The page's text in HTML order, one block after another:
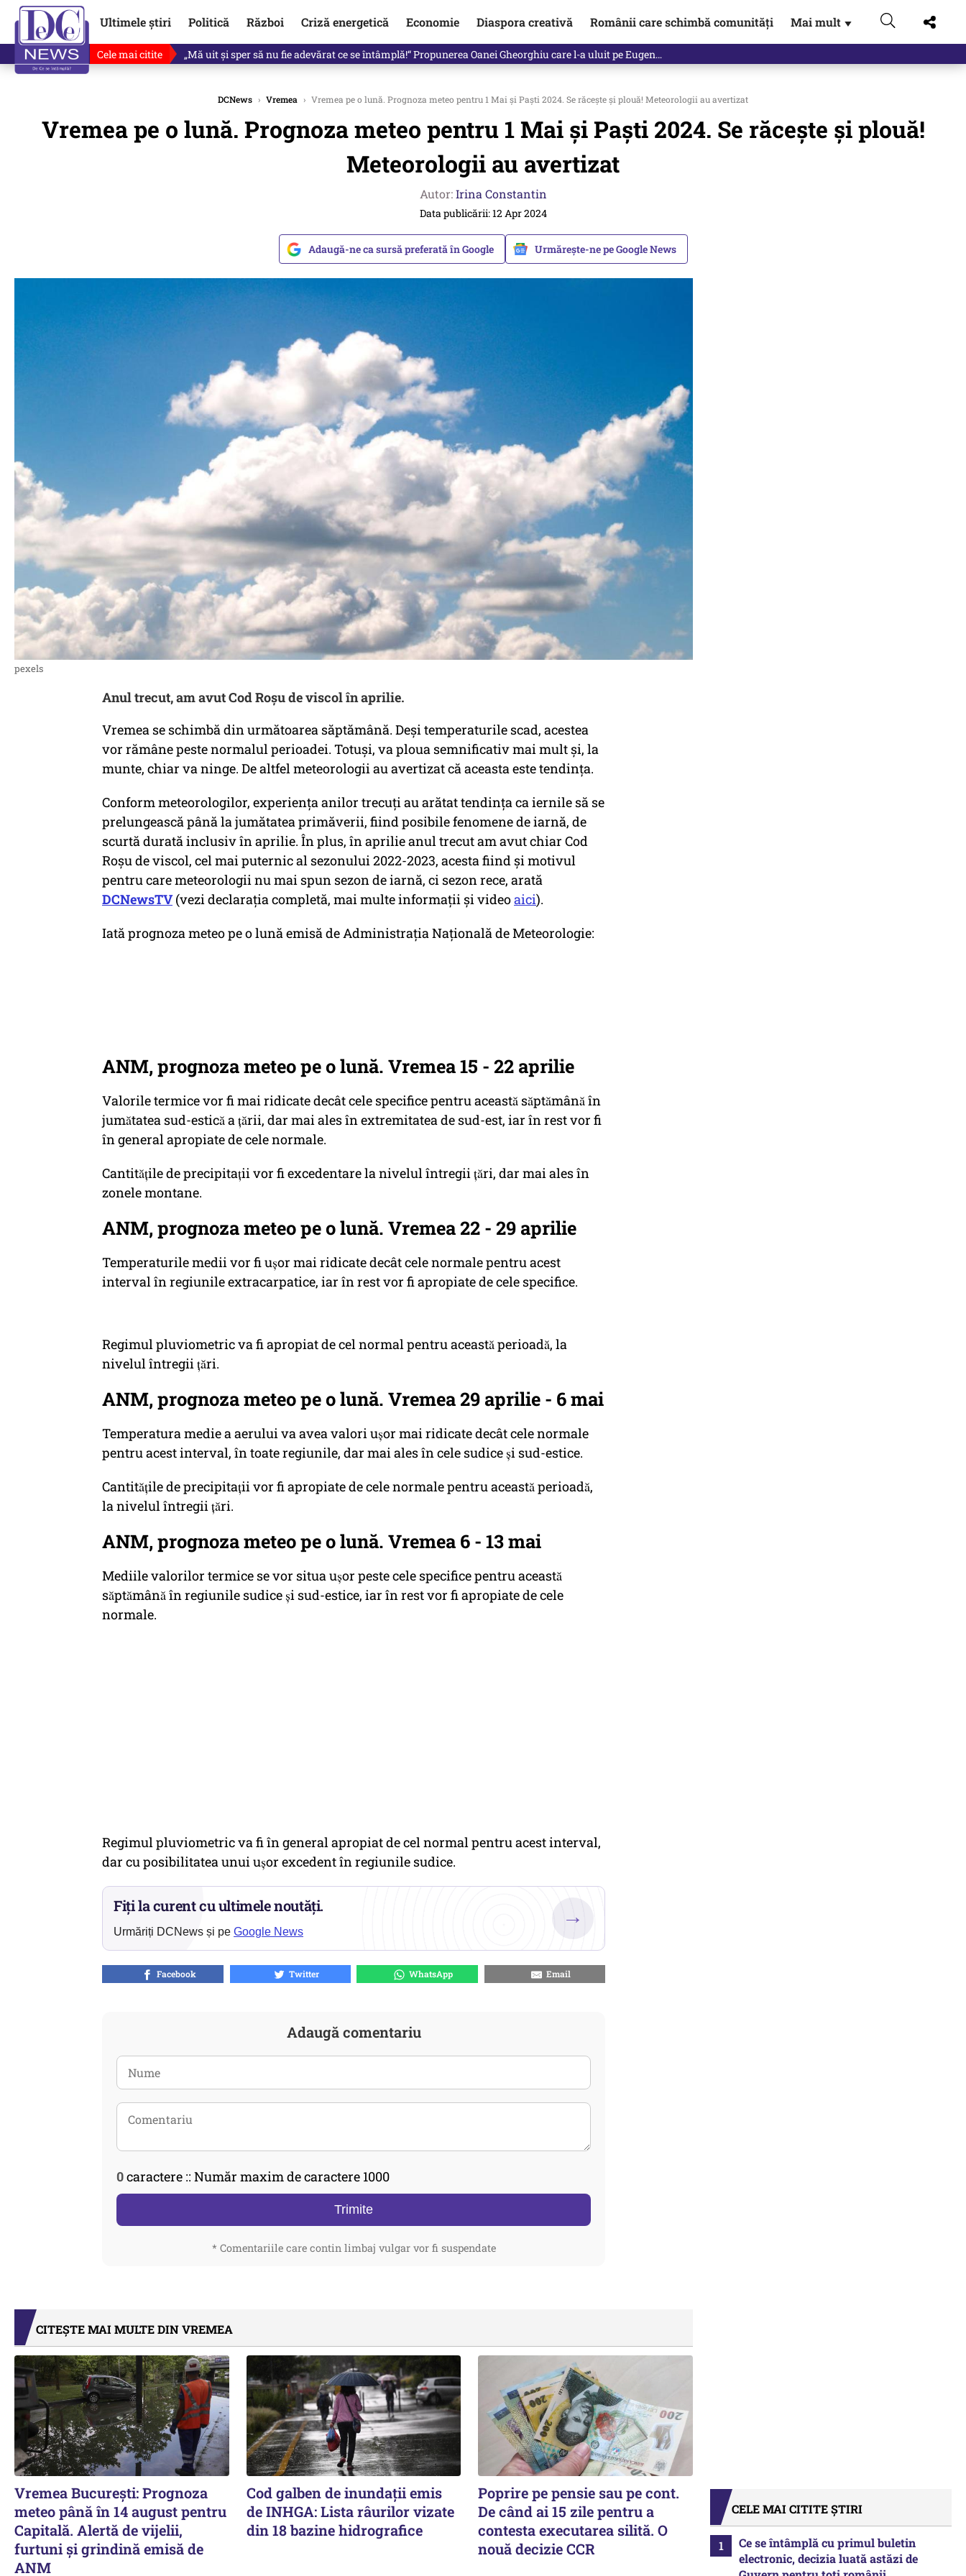
Ultimele știri Politică Război Criză energetică Economie Diaspora creativă Românii care schimbă comunități Mai mult ▼
Cele mai citite Ce se întâmplă cu primul buletin electronic, decizia luată astăzi de Guvern pentru toți românii
DCNews › Vremea › Vremea pe o lună. Prognoza meteo pentru 1 Mai și Paști 2024. Se răcește și plouă! Meteorologii au avertizat
Vremea pe o lună. Prognoza meteo pentru 1 Mai și Paști 2024. Se răcește și plouă!
Meteorologii au avertizat
Autor:Irina Constantin
Data publicării: 12 Apr 2024
Adaugă-ne ca sursă preferată în Google Urmărește-ne pe Google News
pexels
Anul trecut, am avut Cod Roșu de viscol în aprilie.
Vremea se schimbă din următoarea săptămână. Deși temperaturile scad, acestea
vor rămâne peste normalul perioadei. Totuși, va ploua semnificativ mai mult și, la
munte, chiar va ninge. De altfel meteorologii au avertizat că aceasta este tendința.
Conform meteorologilor, experiența anilor trecuți au arătat tendința ca iernile să se
prelungească până la jumătatea primăverii, fiind posibile fenomene de iarnă, de
scurtă durată inclusiv în aprilie. În plus, în aprilie anul trecut am avut chiar Cod
Roșu de viscol, cel mai puternic al sezonului 2022-2023, acesta fiind și motivul
pentru care meteorologii nu mai spun sezon de iarnă, ci sezon rece, arată
DCNewsTV(vezi declarația completă, mai multe informații și videoaici).
Iată prognoza meteo pe o lună emisă de Administrația Națională de Meteorologie:
ANM, prognoza meteo pe o lună. Vremea 15 - 22 aprilie
Valorile termice vor fi mai ridicate decât cele specifice pentru această săptămână în
jumătatea sud-estică a țării, dar mai ales în extremitatea de sud-est, iar în rest vor fi
în general apropiate de cele normale.
Cantitățile de precipitații vor fi excedentare la nivelul întregii țări, dar mai ales în
zonele montane.
ANM, prognoza meteo pe o lună. Vremea 22 - 29 aprilie
Temperaturile medii vor fi ușor mai ridicate decât cele normale pentru acest
interval în regiunile extracarpatice, iar în rest vor fi apropiate de cele specifice.
Regimul pluviometric va fi apropiat de cel normal pentru această perioadă, la
nivelul întregii țări.
ANM, prognoza meteo pe o lună. Vremea 29 aprilie - 6 mai
Temperatura medie a aerului va avea valori ușor mai ridicate decât cele normale
pentru acest interval, în toate regiunile, dar mai ales în cele sudice și sud-estice.
Cantitățile de precipitații vor fi apropiate de cele normale pentru această perioadă,
la nivelul întregii țări.
ANM, prognoza meteo pe o lună. Vremea 6 - 13 mai
Mediile valorilor termice se vor situa ușor peste cele specifice pentru această
săptămână în regiunile sudice și sud-estice, iar în rest vor fi apropiate de cele
normale.
Regimul pluviometric va fi în general apropiat de cel normal pentru acest interval,
dar cu posibilitatea unui ușor excedent în regiunile sudice.
Fiți la curent cu ultimele noutăți.
Urmăriți DCNews și pe Google News
→
Facebook Twitter WhatsApp Email
Adaugă comentariu
0caractere :: Număr maxim de caractere 1000
Trimite
* Comentariile care contin limbaj vulgar vor fi suspendate
CITEȘTE MAI MULTE DIN VREMEA
Vremea București: Prognoza
meteo până în 14 august pentru
Capitală. Alertă de vijelii,
furtuni și grindină emisă de
ANM
Cod galben de inundații emis
de INHGA: Lista râurilor vizate
din 18 bazine hidrografice
Poprire pe pensie sau pe cont.
De când ai 15 zile pentru a
contesta executarea silită. O
nouă decizie CCR
CELE MAI CITITE ȘTIRI
Ce se întâmplă cu primul buletin
electronic, decizia luată astăzi de